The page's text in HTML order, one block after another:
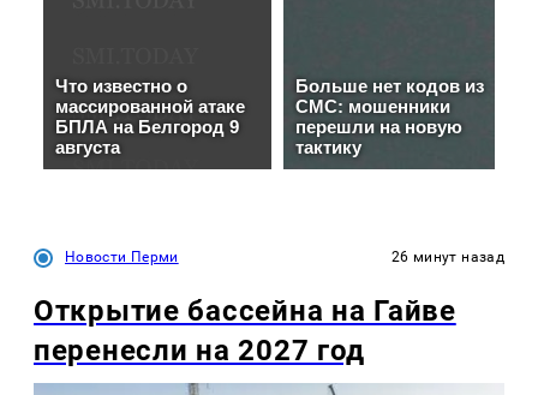
Новости Перми 26 минут назад
Открытие бассейна на Гайве
перенесли на 2027 год